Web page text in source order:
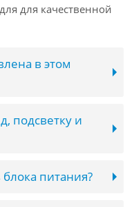
для качественной
в этом
подсветку и
питания?